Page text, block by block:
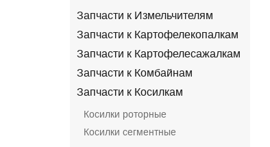
Запчасти к Измельчителям
Запчасти к Картофелекопалкам
Запчасти к Картофелесажалкам
Запчасти к Комбайнам
Запчасти к Косилкам
Косилки роторные
Косилки сегментные